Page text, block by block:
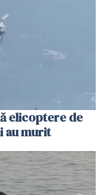
elicoptere de
au murit